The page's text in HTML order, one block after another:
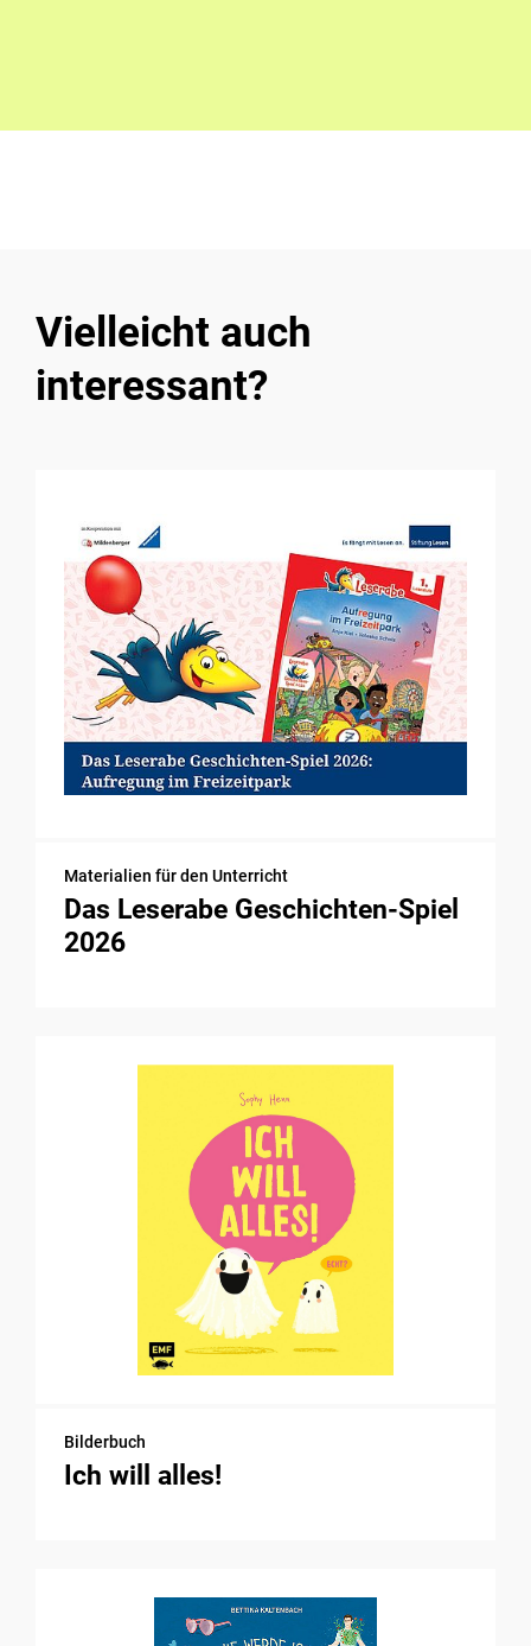
Vielleicht auch
interessant?
Materialien für den Unterricht
Das Leserabe Geschichten-Spiel
2026
Bilderbuch
Ich will alles!